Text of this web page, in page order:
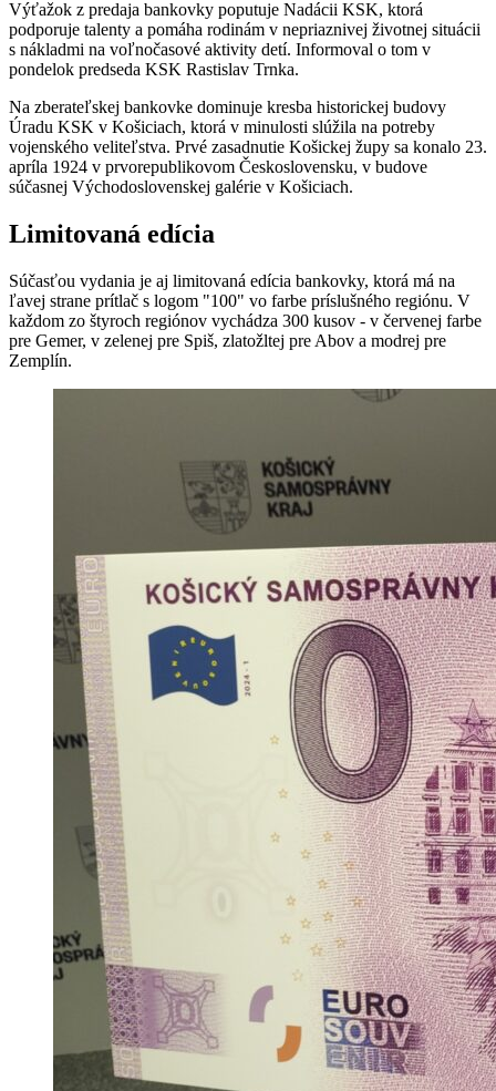
Výťažok z predaja bankovky poputuje Nadácii KSK, ktorá
podporuje talenty a pomáha rodinám v nepriaznivej životnej situácii
s nákladmi na voľnočasové aktivity detí. Informoval o tom v
pondelok predseda KSK Rastislav Trnka.
Na zberateľskej bankovke dominuje kresba historickej budovy
Úradu KSK v Košiciach, ktorá v minulosti slúžila na potreby
vojenského veliteľstva. Prvé zasadnutie Košickej župy sa konalo 23.
apríla 1924 v prvorepublikovom Československu, v budove
súčasnej Východoslovenskej galérie v Košiciach.
Limitovaná edícia
Súčasťou vydania je aj limitovaná edícia bankovky, ktorá má na
ľavej strane prítlač s logom "100" vo farbe príslušného regiónu. V
každom zo štyroch regiónov vychádza 300 kusov - v červenej farbe
pre Gemer, v zelenej pre Spiš, zlatožltej pre Abov a modrej pre
Zemplín.